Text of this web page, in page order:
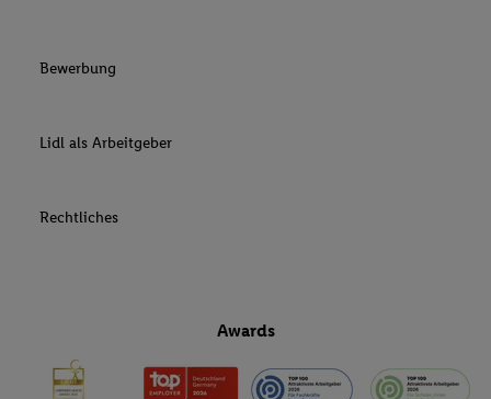
Bewerbung
Lidl als Arbeitgeber
Rechtliches
Awards